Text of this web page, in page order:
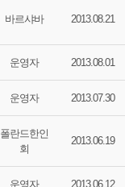
바르샤바 2013.08.21
운영자 2013.08.01
운영자 2013.07.30
폴란드한인
회
2013.06.19
운영자 2013.06.12